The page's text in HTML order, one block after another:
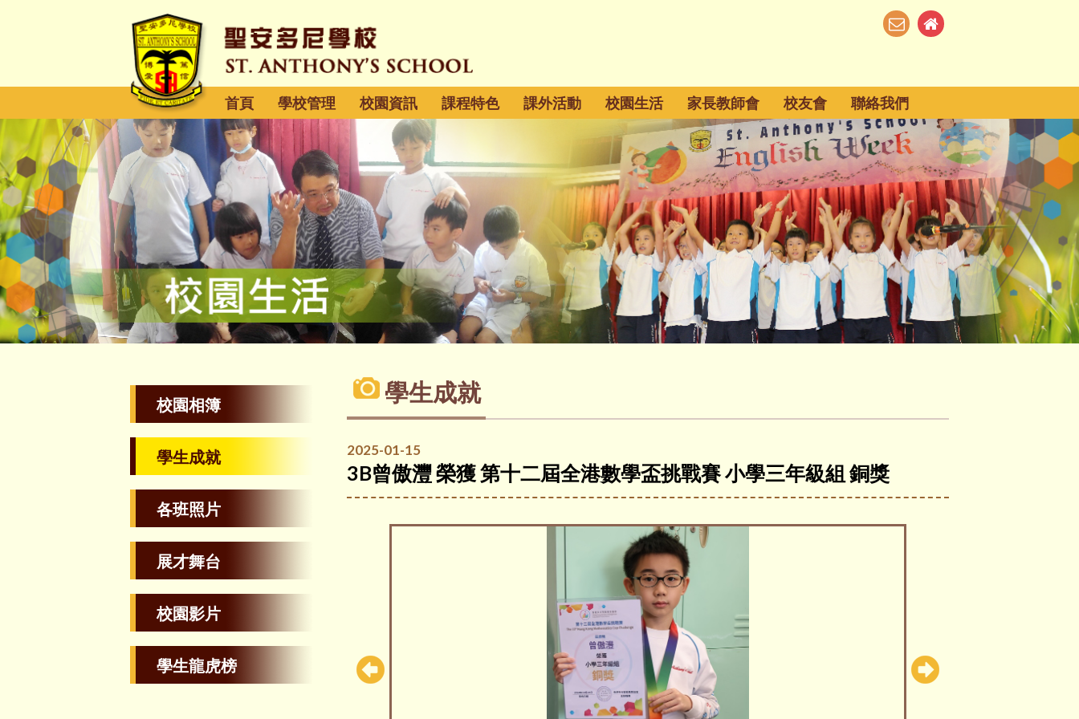
首頁 學校管理 校園資訊 課程特色 課外活動 校園生活 家長教師會 校友會 聯絡我們
校園相簿
學生成就
各班照片
展才舞台
校園影片
學生龍虎榜
學生成就
2025-01-15
3B曾傲灃 榮獲 第十二屆全港數學盃挑戰賽 小學三年級組 銅獎